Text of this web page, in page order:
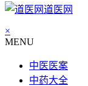
道医网
×
MENU
中医医案
中药大全